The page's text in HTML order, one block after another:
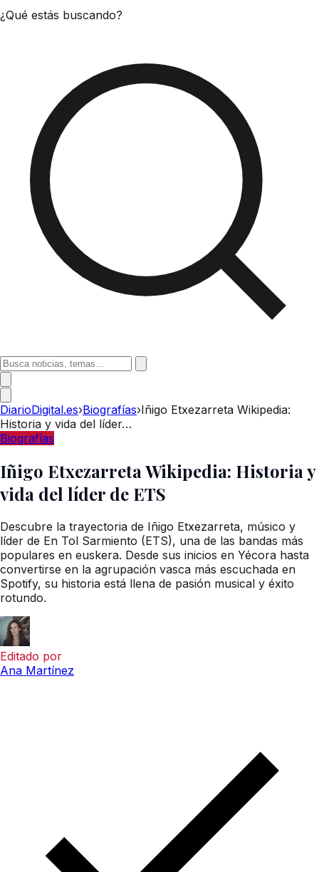
¿Qué estás buscando?
DiarioDigital.es›Biografías›Iñigo Etxezarreta Wikipedia:
Historia y vida del líder…
Biografías
Iñigo Etxezarreta Wikipedia: Historia y
vida del líder de ETS
Descubre la trayectoria de Iñigo Etxezarreta, músico y
líder de En Tol Sarmiento (ETS), una de las bandas más
populares en euskera. Desde sus inicios en Yécora hasta
convertirse en la agrupación vasca más escuchada en
Spotify, su historia está llena de pasión musical y éxito
rotundo.
Editado por
Ana Martínez